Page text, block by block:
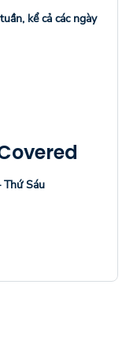
kể cả các ngày
Thứ Sáu